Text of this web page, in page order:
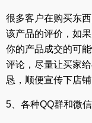
很多客户在购买东
该产品的评价，如
你的产品成交的可
评论，尽量让买家
恳，顺便宣传下店铺
5、各种QQ群和微